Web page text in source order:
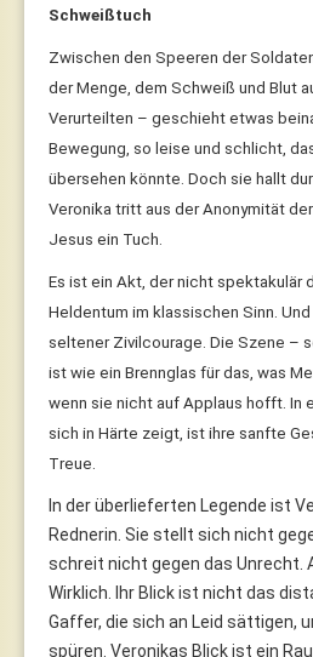
Schweißtuch
Zwischen den Speeren der
der Menge, dem Schweiß und Blut
Verurteilten – geschieht etwas
Bewegung, so leise und schlicht,
übersehen könnte. Doch sie hallt
Veronika tritt aus der Anonymität
Jesus ein Tuch.
Es ist ein Akt, der nicht spektakulär
Heldentum im klassischen Sinn.
seltener Zivilcourage. Die Szene –
ist wie ein Brennglas für das, was
wenn sie nicht auf Applaus hofft. In
sich in Härte zeigt, ist ihre sanfte
Treue.
In der überlieferten Legende ist
Rednerin. Sie stellt sich nicht
schreit nicht gegen das Unrecht.
Wirklich. Ihr Blick ist nicht das
Gaffer, die sich an Leid sättigen,
spüren. Veronikas Blick ist ein